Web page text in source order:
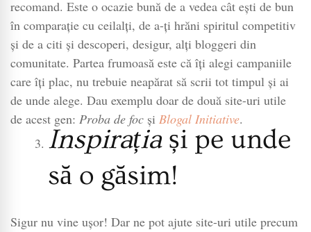
recomand. Este o ocazie bună de a vedea cât ești de bun
în comparație cu ceilalți, de a-ți hrăni spiritul competitiv
și de a citi și descoperi, desigur, alți bloggeri din
comunitate. Partea frumoasă este că îți alegi campaniile
care îți plac, nu trebuie neapărat să scrii tot timpul și ai
de unde alege. Dau exemplu doar de două site-uri utile
de acest gen: Proba de foc și Blogal Initiative.
Inspirațiași pe unde
să o găsim!
Sigur nu vine ușor! Dar ne pot ajute site-uri utile precum